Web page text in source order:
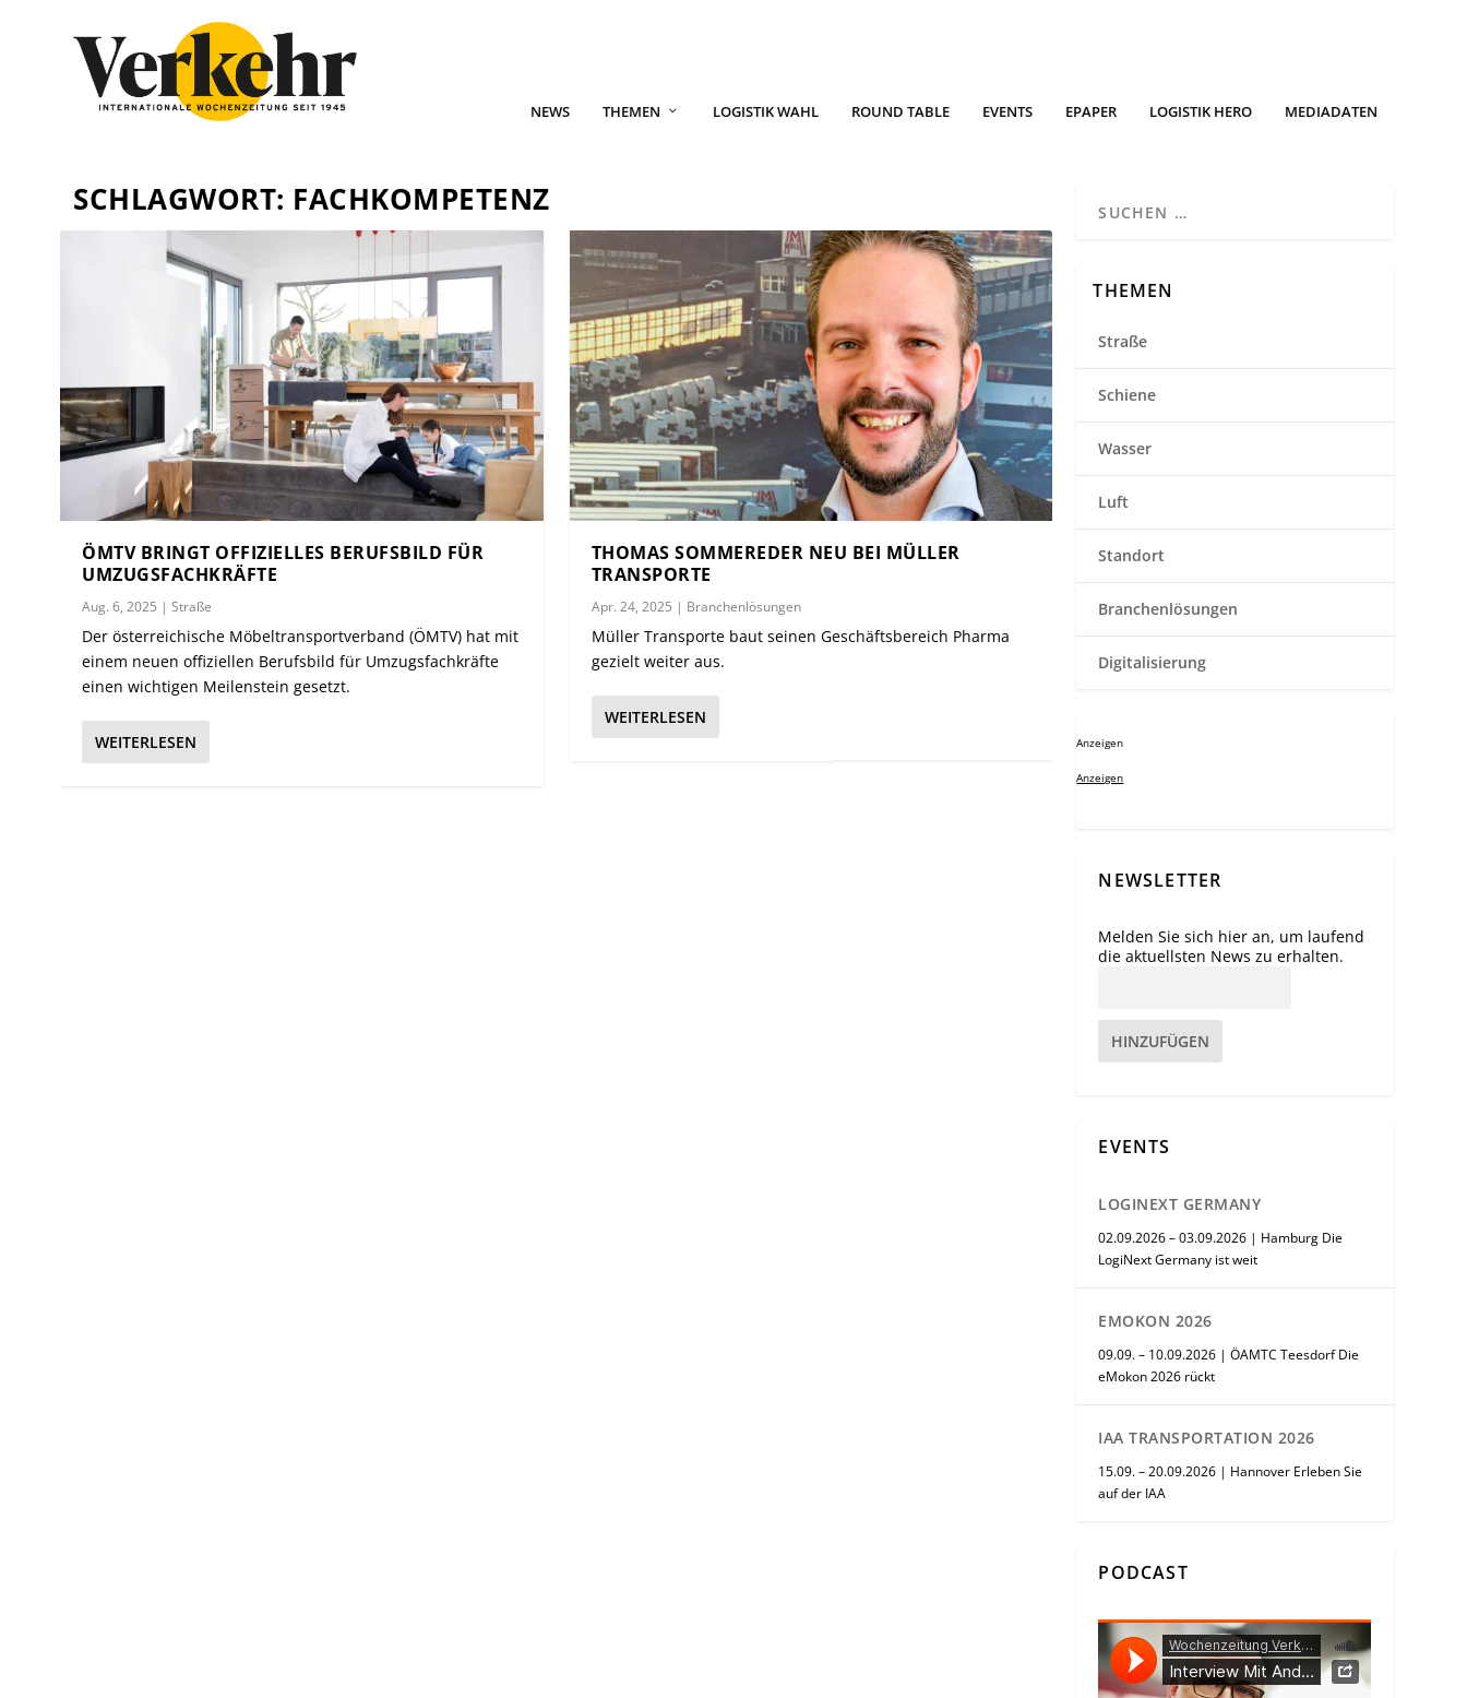
NEWS THEMEN LOGISTIK WAHL ROUND TABLE EVENTS EPAPER LOGISTIK HERO MEDIADATEN
SCHLAGWORT: FACHKOMPETENZ
ÖMTV BRINGT OFFIZIELLES BERUFSBILD FÜR
UMZUGSFACHKRÄFTE
Aug. 6, 2025 |Straße
Der österreichische Möbeltransportverband (ÖMTV) hat mit
einem neuen offiziellen Berufsbild für Umzugsfachkräfte
einen wichtigen Meilenstein gesetzt.
WEITERLESEN
THOMAS SOMMEREDER NEU BEI MÜLLER
TRANSPORTE
Apr. 24, 2025 | Branchenlösungen
Müller Transporte baut seinen Geschäftsbereich Pharma
gezielt weiter aus.
WEITERLESEN
THEMEN
Straße
Schiene
Wasser
Luft
Standort
Branchenlösungen
Digitalisierung
Anzeigen
Anzeigen
NEWSLETTER
Melden Sie sich hier an, um laufend
die aktuellsten News zu erhalten.
HINZUFÜGEN
EVENTS
LOGINEXT GERMANY
02.09.2026 – 03.09.2026 | Hamburg Die
LogiNext Germany ist weit
EMOKON 2026
09.09. – 10.09.2026 | ÖAMTC Teesdorf Die
eMokon 2026 rückt
IAA TRANSPORTATION 2026
15.09. – 20.09.2026 | Hannover Erleben Sie
auf der IAA
PODCAST